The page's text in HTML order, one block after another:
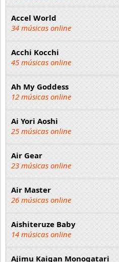
Accel World
34 músicas online
Acchi Kocchi
45 músicas online
Ah My Goddess
12 músicas online
Ai Yori Aoshi
25 músicas online
Air Gear
23 músicas online
Air Master
26 músicas online
Aishiteruze Baby
14 músicas online
Ajimu Kaigan Monogatari